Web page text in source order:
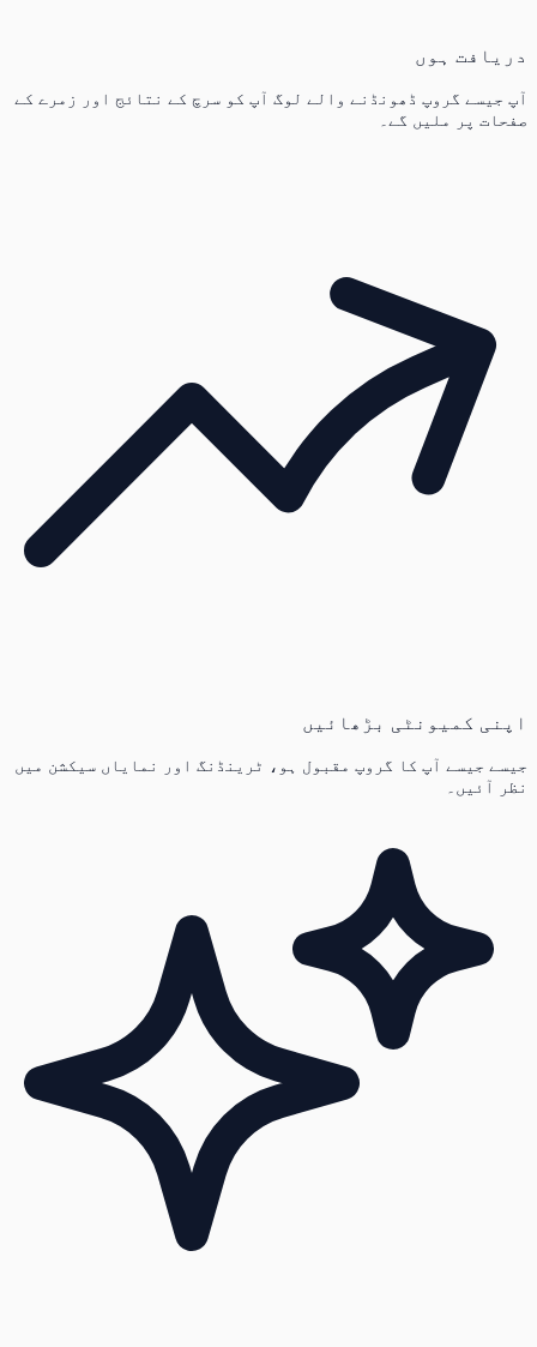
دریافت ہوں
آپ جیسے گروپ ڈھونڈنے والے لوگ آپ کو سرچ کے نتائج اور زمرے کے
صفحات پر ملیں گے۔
اپنی کمیونٹی بڑھائیں
جیسے جیسے آپ کا گروپ مقبول ہو، ٹرینڈنگ اور نمایاں سیکشن میں
نظر آئیں۔